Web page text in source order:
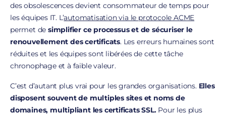
des obsolescences devient consommateur de temps pour
les équipes IT. L’automatisation via le protocole ACME
permet de simplifier ce processus et de sécuriser le
renouvellement des certificats. Les erreurs humaines sont
réduites et les équipes sont libérées de cette tâche
chronophage et à faible valeur.
C’est d’autant plus vrai pour les grandes organisations. Elles
disposent souvent de multiples sites et noms de
domaines, multipliant les certificats SSL.Pour les plus